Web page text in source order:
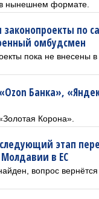
нынешнем формате.
по
омбудсмен
пока не внесены
Банка»,
Корона».
этап
в ЕС
вопрос вернётся